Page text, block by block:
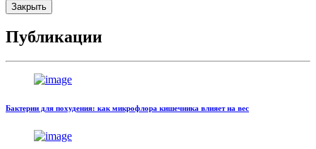
Закрыть
Публикации
Бактерии для похудения: как микрофлора кишечника влияет на вес